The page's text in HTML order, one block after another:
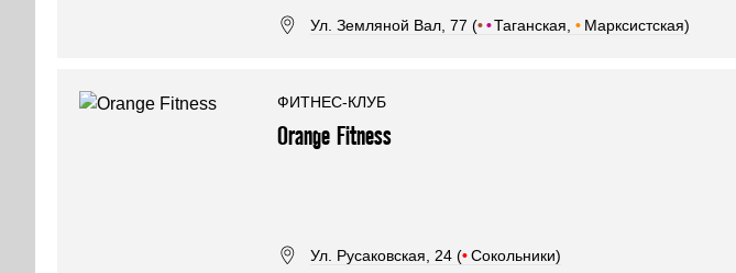
Ул. Земляной Вал, 77 (••Таганская, • Марксистская)
ФИТНЕС-КЛУБ
Orange Fitness
Ул. Русаковская, 24 (•Сокольники)